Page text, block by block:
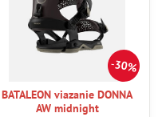
30%
BATALEON viazanie DONNA
AW midnight